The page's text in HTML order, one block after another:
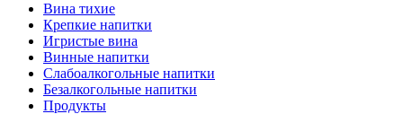
Вина тихие
Крепкие напитки
Игристые вина
Винные напитки
Слабоалкогольные напитки
Безалкогольные напитки
Продукты